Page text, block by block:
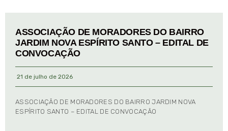
ASSOCIAÇÃO DE MORADORES DO BAIRRO
JARDIM NOVA ESPÍRITO SANTO – EDITAL DE
CONVOCAÇÃO
21 de julho de 2026
ASSOCIAÇÃO DE MORADORES DO BAIRRO JARDIM NOVA
ESPÍRITO SANTO – EDITAL DE CONVOCAÇÃO